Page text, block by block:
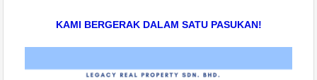
KAMI BERGERAK DALAM SATU PASUKAN!